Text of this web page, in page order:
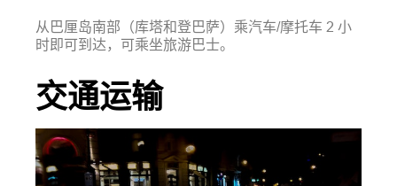
从巴厘岛南部（库塔和登巴萨）乘汽车/摩托车 2 小
时即可到达，可乘坐旅游巴士。
交通运输